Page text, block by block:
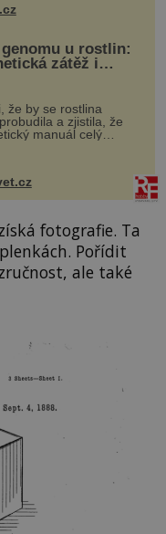
u rostlin:
zátěž i
že by se rostlina
a zjistila, že
manuál celý
fotografie. Ta
Pořídit
ale také